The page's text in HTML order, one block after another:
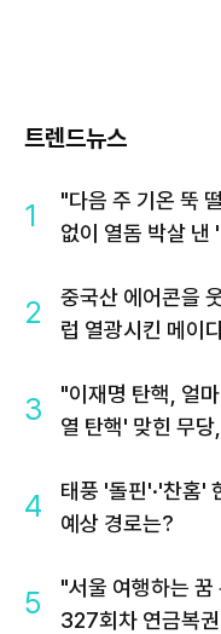
트렌드뉴스
1
"다음 주 기온 뚝
없이 열돔 박살 낸
2
중국산 에어콘을
럽 열광시킨 메이디
3
"이재명 탄핵, 얼
열 탄핵' 맞힌 무
4
태풍 '돌핀'·'찬홈'
예상 경로는?
5
"서울 여행하는
327회차 연금복